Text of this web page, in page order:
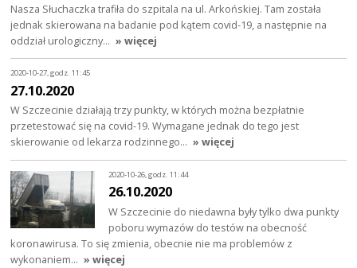
Nasza Słuchaczka trafiła do szpitala na ul. Arkońskiej. Tam została
jednak skierowana na badanie pod kątem covid-19, a następnie na
oddział urologiczny… » więcej
2020-10-27, godz. 11:45
27.10.2020
W Szczecinie działają trzy punkty, w których można bezpłatnie
przetestować się na covid-19. Wymagane jednak do tego jest
skierowanie od lekarza rodzinnego… » więcej
2020-10-26, godz. 11:44
26.10.2020
W Szczecinie do niedawna były tylko dwa punkty
poboru wymazów do testów na obecność
koronawirusa. To się zmienia, obecnie nie ma problemów z
wykonaniem… » więcej